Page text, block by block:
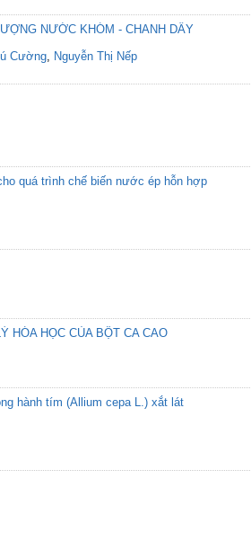
NƯỚC KHÓM - CHANH DÂY
Cường, Nguyễn Thị Nếp
quá trình chế biến nước ép hỗn hợp
HÓA HỌC CỦA BỘT CA CAO
hành tím (Allium cepa L.) xắt lát